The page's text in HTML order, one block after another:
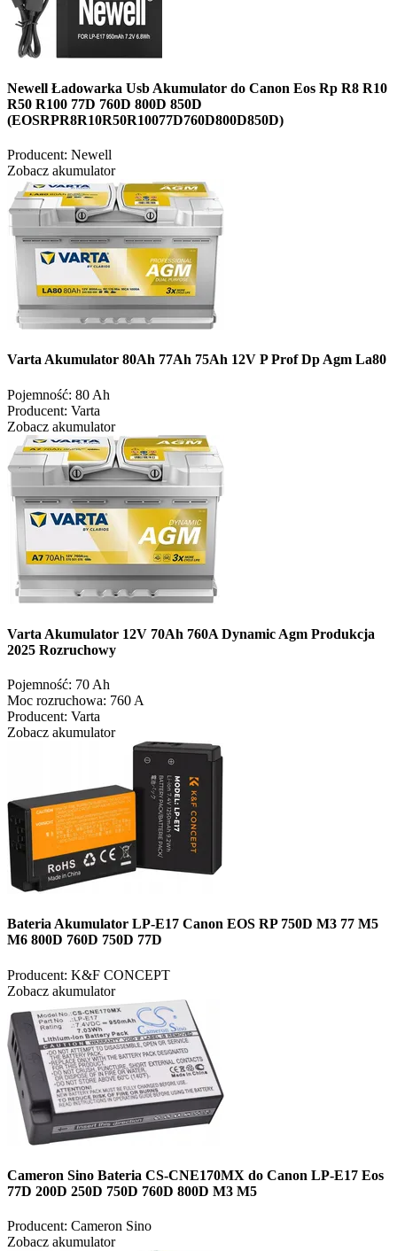
Newell Ładowarka Usb Akumulator do Canon Eos Rp R8 R10
R50 R100 77D 760D 800D 850D
(EOSRPR8R10R50R10077D760D800D850D)
Producent: Newell
Zobacz akumulator
Varta Akumulator 80Ah 77Ah 75Ah 12V P Prof Dp Agm La80
Pojemność: 80 Ah
Producent: Varta
Zobacz akumulator
Varta Akumulator 12V 70Ah 760A Dynamic Agm Produkcja
2025 Rozruchowy
Pojemność: 70 Ah
Moc rozruchowa: 760 A
Producent: Varta
Zobacz akumulator
Bateria Akumulator LP-E17 Canon EOS RP 750D M3 77 M5
M6 800D 760D 750D 77D
Producent: K&F CONCEPT
Zobacz akumulator
Cameron Sino Bateria CS-CNE170MX do Canon LP-E17 Eos
77D 200D 250D 750D 760D 800D M3 M5
Producent: Cameron Sino
Zobacz akumulator